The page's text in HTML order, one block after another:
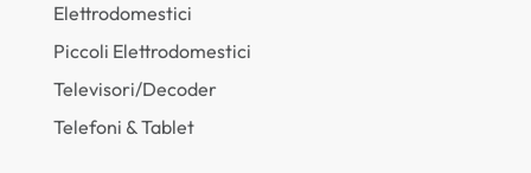
Elettrodomestici
Piccoli Elettrodomestici
Televisori/Decoder
Telefoni & Tablet